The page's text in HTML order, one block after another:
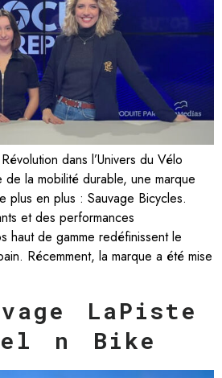
dans l’Univers du Vélo
de la mobilité durable, une marque
plus en plus : Sauvage Bicycles.
et des performances
haut de gamme redéfinissent le
Récemment, la marque a été mise
LaPiste
n Bike